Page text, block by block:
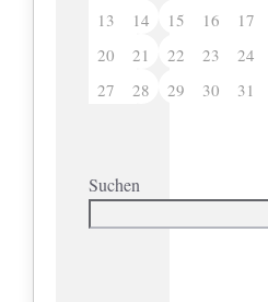
13
14 15 16 17
20
21 22 23 24
27
28 29 30 31
Suchen